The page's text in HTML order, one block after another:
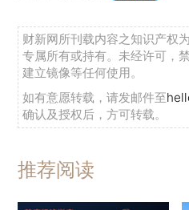
财新网所刊载内容之知识产权
专属所有或持有。未经许可，
建立镜像等任何使用。
如有意愿转载，请发邮件至
确认及授权后，方可转载。
推荐阅读